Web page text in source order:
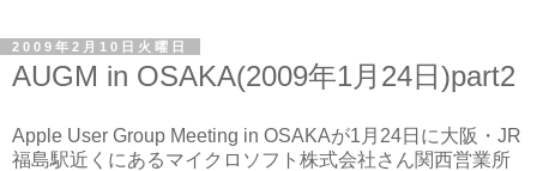
2009年2月10日火曜日
AUGM in OSAKA(2009年1月24日)part2
Apple User Group Meeting in OSAKAが1月24日に大阪・JR
福島駅近くにあるマイクロソフト株式会社さん関西営業所